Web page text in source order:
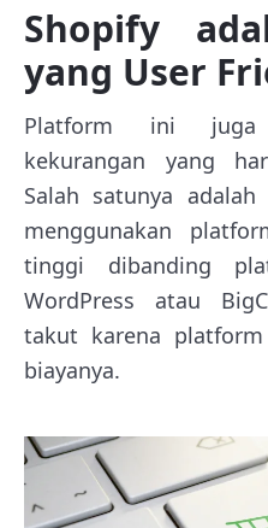
Shopify
yang User
Platform ini juga
kekurangan yang
Salah satunya
menggunakan
tinggi dibanding
WordPress atau
takut karena
biayanya.